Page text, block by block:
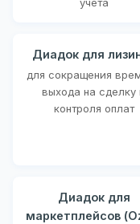
Диадок для
для сокращения
выхода на сделку
контроля оплат
Диадок для
маркетплейсов